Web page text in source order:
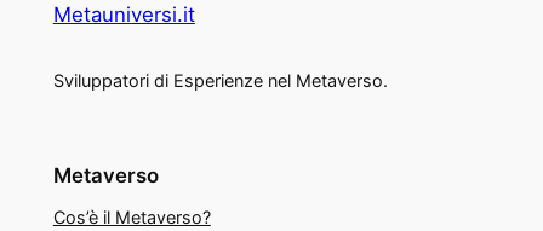
Metauniversi.it
Sviluppatori di Esperienze nel Metaverso.
Metaverso
Cos’è il Metaverso?